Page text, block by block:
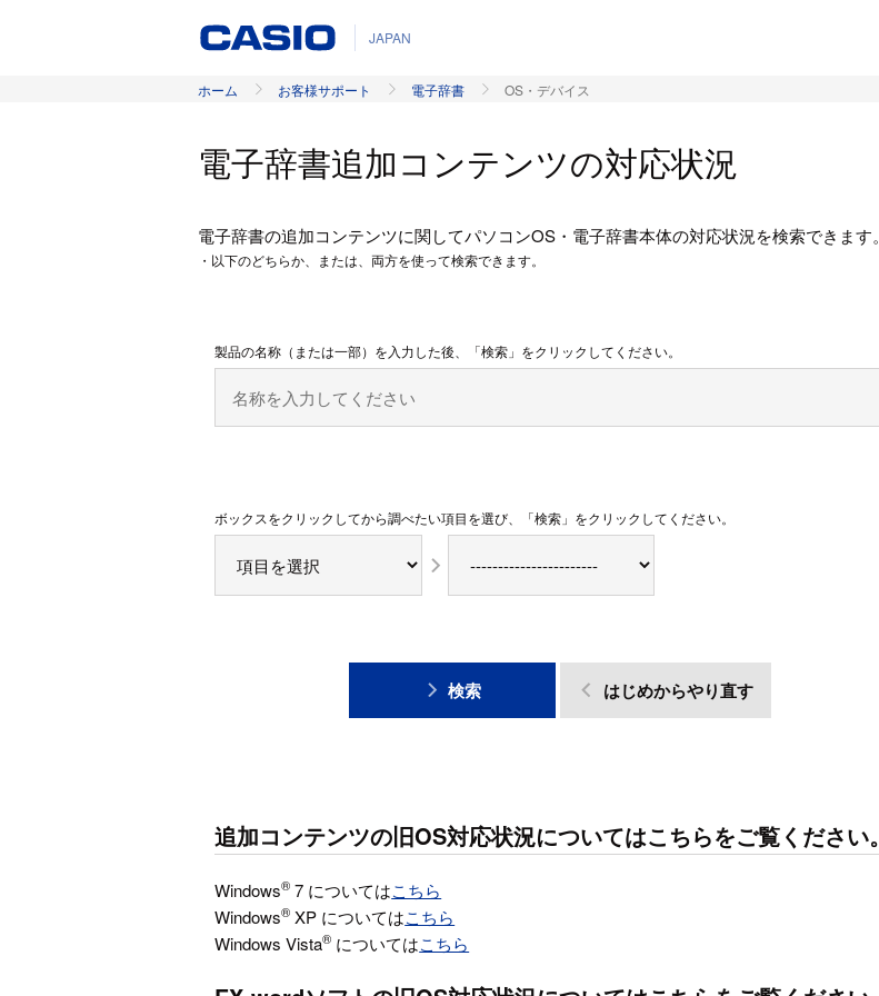
JAPAN
ホーム お客様サポート 電子辞書 OS・デバイス
電子辞書追加コンテンツの対応状況
電子辞書の追加コンテンツに関してパソコンOS・電子辞書本体の対応状況を検索できます。
・以下のどちらか、または、両方を使って検索できます。
製品の名称（または一部）を入力した後、「検索」をクリックしてください。
ボックスをクリックしてから調べたい項目を選び、「検索」をクリックしてください。
検索 はじめからやり直す
追加コンテンツの旧OS対応状況についてはこちらをご覧ください。
Windows® 7 についてはこちら
Windows® XP についてはこちら
Windows Vista® についてはこちら